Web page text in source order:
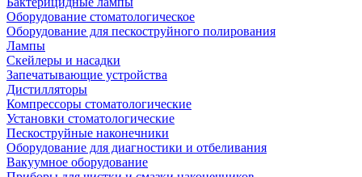
Оборудование стоматологическое
Оборудование для пескоструйного полирования
Лампы
Скейлеры и насадки
Запечатывающие устройства
Дистилляторы
Компрессоры стоматологические
Установки стоматологические
Пескоструйные наконечники
Оборудование для диагностики и отбеливания
Вакуумное оборудование